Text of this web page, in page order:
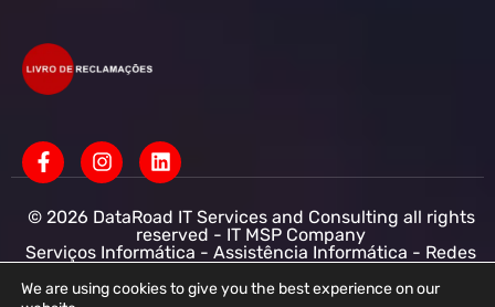
© 2026 DataRoad IT Services and Consulting all rights
reserved - IT MSP Company
Serviços Informática - Assistência Informática - Redes
Informática Empresas - Suporte Informático
Empresarial
We are using cookies to give you the best experience on our